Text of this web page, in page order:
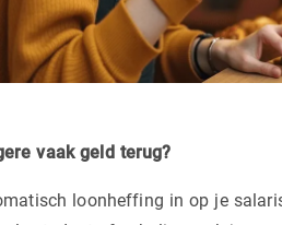
vaak geld terug?
loonheffing in op je